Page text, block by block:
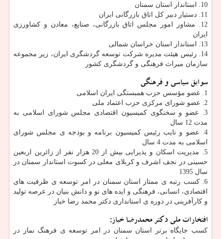
10. استاندار استان سمنان
11. دستیار دبیر کل اتاق بازرگانی ایران
12. مشاور امور مجلس اتاق بازرگانی، صنایع، معادن و کشاورزی
ایران
13. استاندار استان خراسان شمالی
14. رئیس هیئت مدیره شرکت توسعه گردشگری ایران، زیر مجموعه
سازمان میراث فرهنگی و گردشگری كشور
سوابق سیاسی و فرهنگی
1. عضو مؤسس حزب همبستگی ایران اسلامی
2. عضو شورای مرکزی حزب اعتماد ملی
3. عضو و سخنگوی کمیسیون اقتصادی مجلس شورای اسلامی به
مدت 12 سال
4. عضو و نایب رئیس کمیسیون برنامه و بودجه ی مجلس شورای
اسلامی به مدت 4 سال
5. مدیریت اسکان و پذیرایی بیش از 20 هزار نفر از زائرین اربعین
حسینی در نجف اشرف و کربلای معلی در کسوت استاندار سمنان در
سال 1395
6. کسب رتبه ی ممتاز استان سمنان در امر توسعه ی ظرفیت های
اقتصادی، انسانی، فرهنگی و ایده های نو و دانش بنیان در عرصه تولید
و کارآفرینی در دوره ی استانداری دکتر محمد رضا خباز
افتخارات ملی دکتر محمدرضا خباز:
كسب جایگاه برتر استان سمنان در امر توسعه ی فرهنگ نماز در